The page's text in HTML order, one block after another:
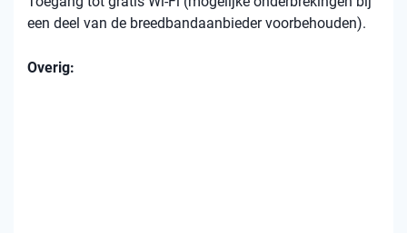
een deel van de breedbandaanbieder voorbehouden).
Overig: